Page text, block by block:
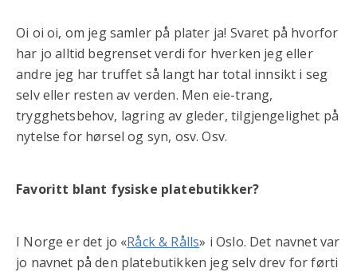
Oi oi oi, om jeg samler på plater ja! Svaret på hvorfor
har jo alltid begrenset verdi for hverken jeg eller
andre jeg har truffet så langt har total innsikt i seg
selv eller resten av verden. Men eie-trang,
trygghetsbehov, lagring av gleder, tilgjengelighet på
nytelse for hørsel og syn, osv. Osv.
Favoritt blant fysiske platebutikker?
I Norge er det jo «Råck & Rålls» i Oslo. Det navnet var
jo navnet på den platebutikken jeg selv drev for førti